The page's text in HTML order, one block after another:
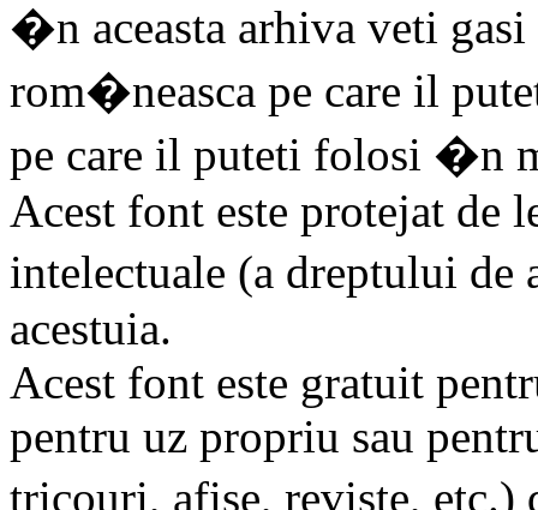
�n aceasta arhiva veti
rom�neasca pe care il
pe care il puteti folosi �n
Acest font este protejat de
intelectuale (a dreptului
acestuia.
Acest font este gratuit
pentru uz propriu sau
tricouri, afise, reviste,